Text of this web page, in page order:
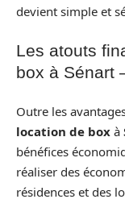
devient simple et
Les atouts
box à Sénart
Outre les
location de box à
bénéfices
réaliser des
résidences et des